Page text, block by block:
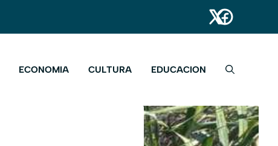
ECONOMIA CULTURA EDUCACION